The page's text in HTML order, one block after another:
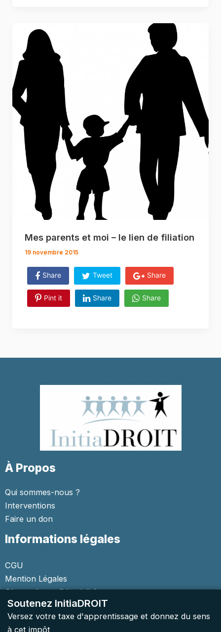
Mes parents et moi – le lien de filiation
19 novembre 2015
Share Tweet Share
Pint it Share Share
À Propos
Qui sommes-nous ?
Interventions
Faire un don
Informations légales
CGU
Mention Légales
Charte de confidentialité
Soutenez InitiaDROIT
Versez votre taxe d'apprentissage et donnez du sens
à cet impôt